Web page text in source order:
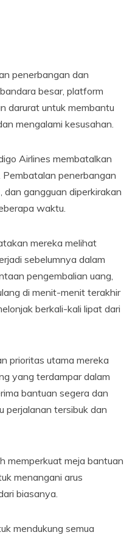
penerbangan dan
besar, platform
darurat untuk membantu
mengalami kesusahan.
Airlines membatalkan
penerbangan
dan gangguan diperkirakan
waktu.
mereka melihat
sebelumnya dalam
pengembalian uang,
di menit-menit terakhir
berkali-kali lipat dari
prioritas utama mereka
yang terdampar dalam
bantuan segera dan
perjalanan tersibuk dan
memperkuat meja bantuan
menangani arus
biasanya.
mendukung semua